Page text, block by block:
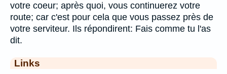
votre coeur; après quoi, vous continuerez votre
route; car c'est pour cela que vous passez près de
votre serviteur. Ils répondirent: Fais comme tu l'as
dit.
Links